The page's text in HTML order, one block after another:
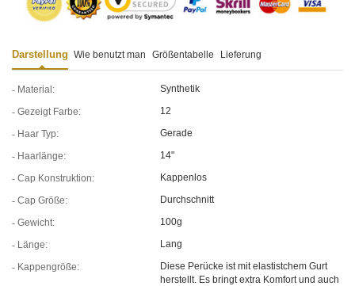
Darstellung Wie benutzt man Größentabelle Lieferung
Material: Synthetik
Gezeigt Farbe: 12
Haar Typ: Gerade
Haarlänge: 14"
Cap Konstruktion: Kappenlos
Cap Größe: Durchschnitt
Gewicht: 100g
Länge: Lang
Kappengröße:
Diese Perücke ist mit elastistchem Gurt
herstellt. Es bringt extra Komfort und auch